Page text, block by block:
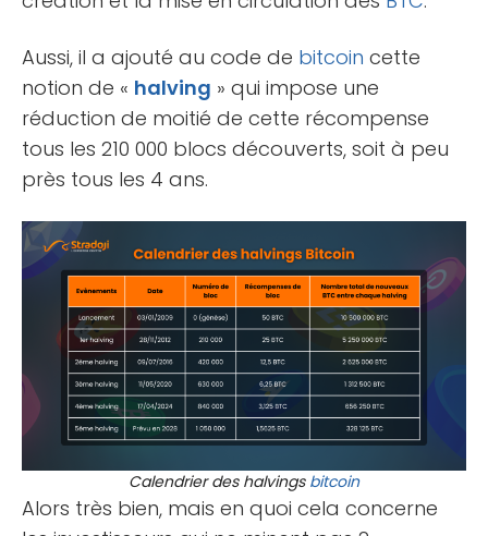
Aussi, il a ajouté au code de bitcoin cette
notion de « halving » qui impose une
réduction de moitié de cette récompense
tous les 210 000 blocs découverts, soit à peu
près tous les 4 ans.
Calendrier des halvings bitcoin
Alors très bien, mais en quoi cela concerne